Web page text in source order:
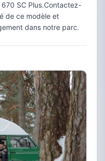
670 SC Plus.Contactez-
de ce modèle et
dans notre parc.